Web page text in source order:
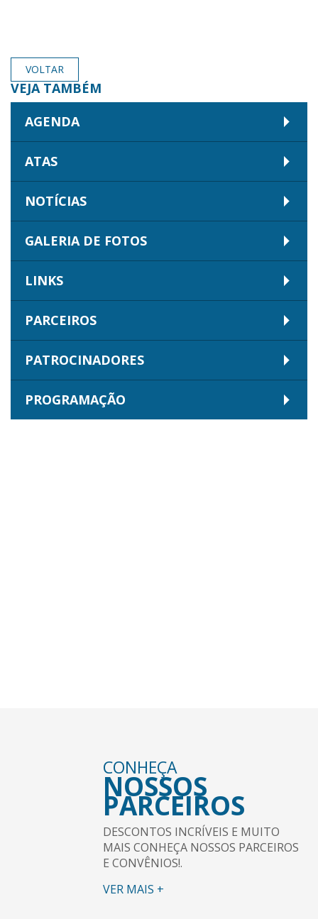
VOLTAR
VEJA TAMBÉM
AGENDA
ATAS
NOTÍCIAS
GALERIA DE FOTOS
LINKS
PARCEIROS
PATROCINADORES
PROGRAMAÇÃO
CONHEÇA
NOSSOS
PARCEIROS
DESCONTOS INCRÍVEIS E MUITO
MAIS CONHEÇA NOSSOS PARCEIROS
E CONVÊNIOS!.
VER MAIS +